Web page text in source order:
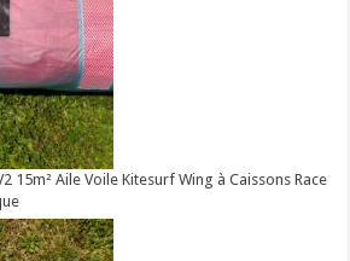
15m² Aile Voile Kitesurf Wing à Caissons Race